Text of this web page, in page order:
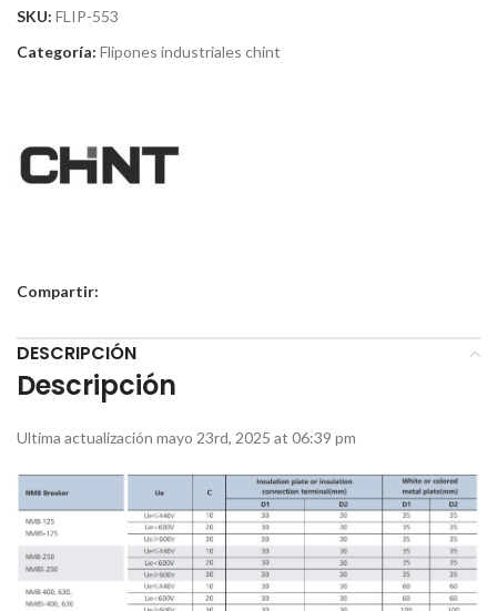
SKU: FLIP-553
Categoría: Flipones industriales chint
Compartir:
DESCRIPCIÓN
Descripción
Ultima actualización mayo 23rd, 2025 at 06:39 pm